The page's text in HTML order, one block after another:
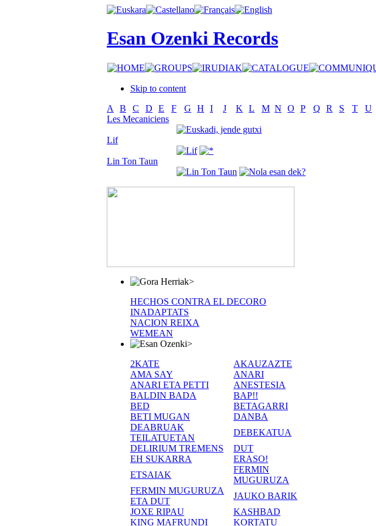
Esan Ozenki Records
Skip to content
A
B C D E F G H I J K L M N O P Q R S T U
Les Mecaniciens
Lif
Lin Ton Taun
>
HECHOS CONTRA EL DECORO
INADAPTATS
NACION REIXA
WEMEAN
>
2KATE
AKAUZAZTE
AMA SAY
ANARI
ANARI ETA PETTI
ANESTESIA
BALDIN BADA
BAP!!
BED
BETAGARRI
BETI MUGAN
DANBA
DEABRUAK
TEILATUETAN
DEBEKATUA
DELIRIUM TREMENS
DUT
EH SUKARRA
ERASO!
ETSAIAK
FERMIN
MUGURUZA
FERMIN MUGURUZA
ETA DUT
JAUKO BARIK
JOXE RIPAU
KASHBAD
KING MAFRUNDI
KORTATU